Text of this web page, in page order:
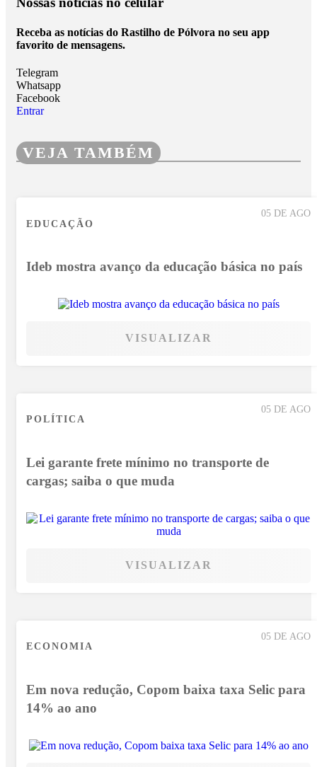
Receba as notícias do Rastilho de Pólvora no seu app
favorito de mensagens.
Telegram
Whatsapp
Facebook
Entrar
VEJA TAMBÉM
05 DE AGO
EDUCAÇÃO
Ideb mostra avanço da educação básica no país
VISUALIZAR
05 DE AGO
POLÍTICA
Lei garante frete mínimo no transporte de
cargas; saiba o que muda
VISUALIZAR
05 DE AGO
ECONOMIA
Em nova redução, Copom baixa taxa Selic para
14% ao ano